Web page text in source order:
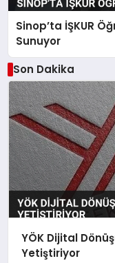
Sinop’ta İŞKUR
Sunuyor
Son Dakika
YÖK Dijital
Yetiştiriyor